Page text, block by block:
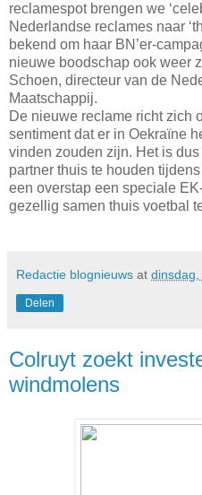
reclamespot brengen we
Nederlandse reclames naar
bekend om haar BN’er-
nieuwe boodschap ook weer
Schoen, directeur van de
Maatschappij.
De nieuwe reclame richt zich
sentiment dat er in Oekraïne
vinden zouden zijn. Het is
partner thuis te houden
een overstap een speciale
gezellig samen thuis voetbal
Redactie blognieuws at
Delen
Colruyt zoekt
windmolens